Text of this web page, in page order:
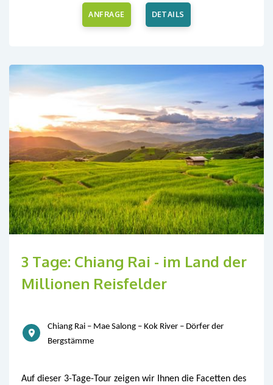
ANFRAGE DETAILS
3 Tage: Chiang Rai - im Land der
Millionen Reisfelder
Chiang Rai – Mae Salong – Kok River – Dörfer der
Bergstämme
Auf dieser 3-Tage-Tour zeigen wir Ihnen die Facetten des